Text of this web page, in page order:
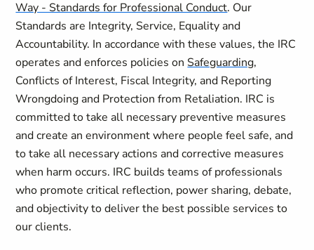
Way - Standards for Professional Conduct. Our
Standards are Integrity, Service, Equality and
Accountability. In accordance with these values, the IRC
operates and enforces policies on Safeguarding,
Conflicts of Interest, Fiscal Integrity, and Reporting
Wrongdoing and Protection from Retaliation. IRC is
committed to take all necessary preventive measures
and create an environment where people feel safe, and
to take all necessary actions and corrective measures
when harm occurs. IRC builds teams of professionals
who promote critical reflection, power sharing, debate,
and objectivity to deliver the best possible services to
our clients.